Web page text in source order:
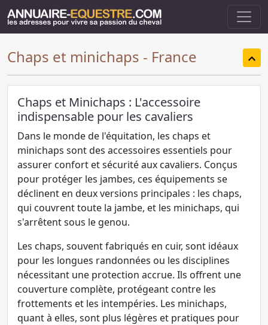
Chaps et minichaps - France
Chaps et Minichaps : L'accessoire
indispensable pour les cavaliers
Dans le monde de l'équitation, les chaps et
minichaps sont des accessoires essentiels pour
assurer confort et sécurité aux cavaliers. Conçus
pour protéger les jambes, ces équipements se
déclinent en deux versions principales : les chaps,
qui couvrent toute la jambe, et les minichaps, qui
s'arrêtent sous le genou.
Les chaps, souvent fabriqués en cuir, sont idéaux
pour les longues randonnées ou les disciplines
nécessitant une protection accrue. Ils offrent une
couverture complète, protégeant contre les
frottements et les intempéries. Les minichaps,
quant à elles, sont plus légères et pratiques pour